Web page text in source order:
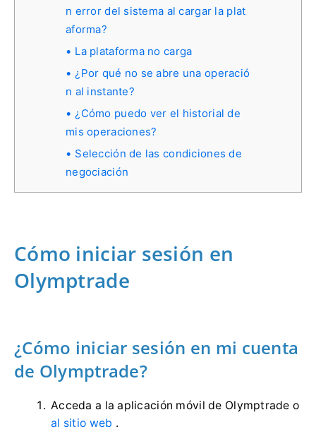
n error del sistema al cargar la plat
aforma?
La plataforma no carga
¿Por qué no se abre una operació
n al instante?
¿Cómo puedo ver el historial de
mis operaciones?
Selección de las condiciones de
negociación
Cómo iniciar sesión en
Olymptrade
¿Cómo iniciar sesión en mi cuenta
de Olymptrade?
Acceda a la aplicación móvil de Olymptrade o
al sitio web .